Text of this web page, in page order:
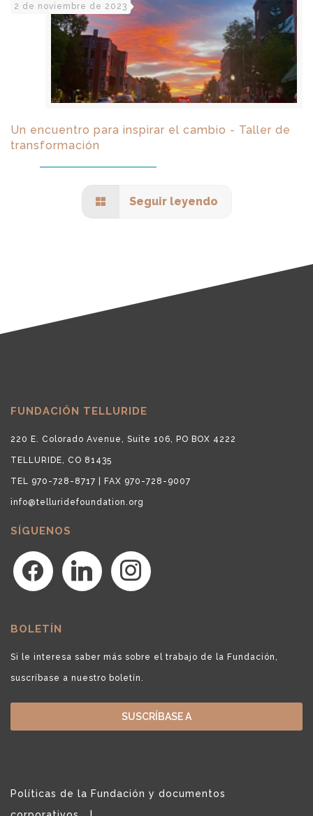
2 de noviembre de 2023
Un encuentro para inspirar el cambio - Taller de
transformación
Seguir leyendo
FUNDACIÓN TELLURIDE
220 E. Colorado Avenue, Suite 106, PO BOX 4222
TELLURIDE, CO 81435
TEL 970-728-8717 | FAX 970-728-9007
info@telluridefoundation.org
SÍGUENOS
facebook linkedin instagram
BOLETÍN
Si le interesa saber más sobre el trabajo de la Fundación,
suscríbase a nuestro boletín.
SUSCRÍBASE A
Políticas de la Fundación y documentos